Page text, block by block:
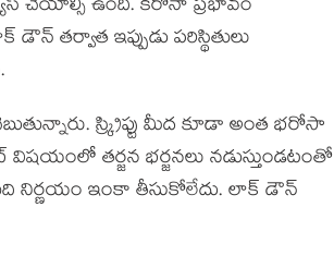
చేయాల్సి ఉంది. కరోనా ప్రభావం
తర్వాత ఇప్పుడు పరిస్థితులు
స్క్రిప్టు మీద కూడా అంత భరోసా
తర్జన భర్జనలు నడుస్తుండటంతో
ఇంకా తీసుకోలేదు. లాక్ డౌన్